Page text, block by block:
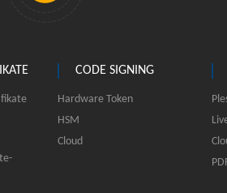
CODE SIGNING
Hardware Token
HSM
Cloud